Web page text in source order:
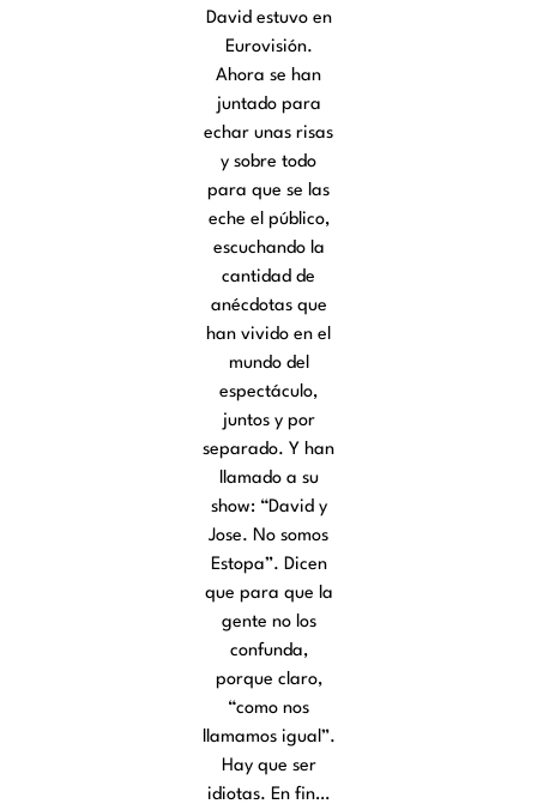
David estuvo en
Eurovisión.
Ahora se han
juntado para
echar unas risas
y sobre todo
para que se las
eche el público,
escuchando la
cantidad de
anécdotas que
han vivido en el
mundo del
espectáculo,
juntos y por
separado. Y han
llamado a su
show: “David y
Jose. No somos
Estopa”. Dicen
que para que la
gente no los
confunda,
porque claro,
“como nos
llamamos igual”.
Hay que ser
idiotas. En fin…